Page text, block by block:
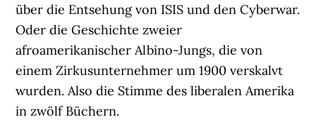
über die Entsehung von ISIS und den Cyberwar.
Oder die Geschichte zweier
afroamerikanischer Albino-Jungs, die von
einem Zirkusunternehmer um 1900 verskalvt
wurden. Also die Stimme des liberalen Amerika
in zwölf Büchern.